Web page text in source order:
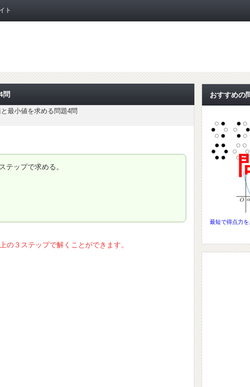
ト
問
最小値を求める問題4問
テップで求める。
の３ステップで解くことができます。
おすすめの
最短で得点力を